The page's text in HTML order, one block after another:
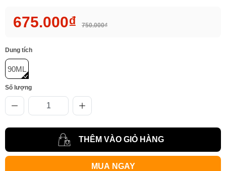
675.000₫ 750.000₫
Dung tích
90ML
Số lượng
THÊM VÀO GIỎ HÀNG
MUA NGAY